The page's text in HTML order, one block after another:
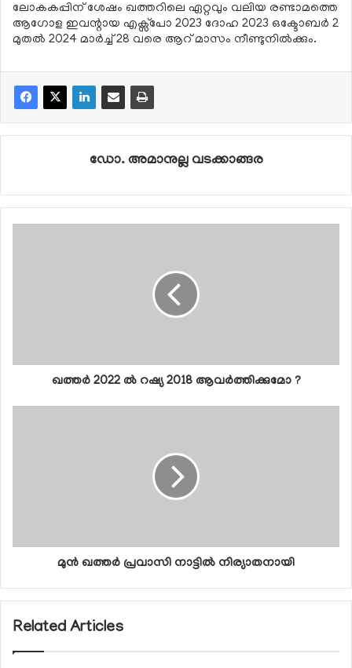
ലോകകപ്പിന് ശേഷം ഖത്തറിലെ ഏറ്റവും വലിയ രണ്ടാമത്തെ
ആഗോള ഇവന്റായ എക്സ്പോ 2023 ദോഹ 2023 ഒക്ടോബര്‍ 2
മുതല്‍ 2024 മാര്‍ച്ച് 28 വരെ ആറ് മാസം നീണ്ടുനില്‍ക്കും.
ഡോ. അമാനുല്ല വടക്കാങ്ങര
ഖത്തര്‍ 2022 ല്‍ റഷ്യ 2018 ആവര്‍ത്തിക്കുമോ ?
മുന്‍ ഖത്തര്‍ പ്രവാസി നാട്ടില്‍ നിര്യാതനായി
Related Articles